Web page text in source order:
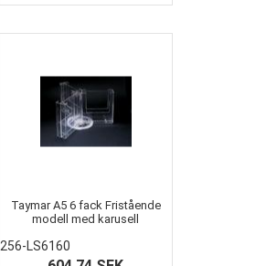
Taymar A5 6 fack Fristående
modell med karusell
256-LS6160